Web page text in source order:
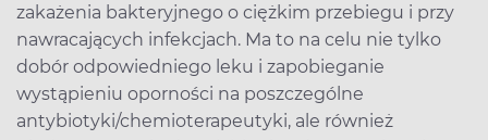
zakażenia bakteryjnego o ciężkim przebiegu i przy
nawracających infekcjach. Ma to na celu nie tylko
dobór odpowiedniego leku i zapobieganie
wystąpieniu oporności na poszczególne
antybiotyki/chemioterapeutyki, ale również